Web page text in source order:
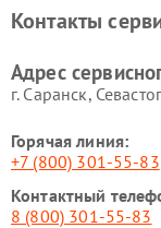
Контакты
Адрес
г. Саранск,
Горячая линия:
+7 (800) 301-55-83
Контактный
8 (800) 301-55-83